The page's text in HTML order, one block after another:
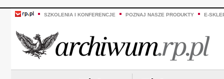
SZKOLENIA I KONFERENCJE POZNAJ NASZE PRODUKTY E-